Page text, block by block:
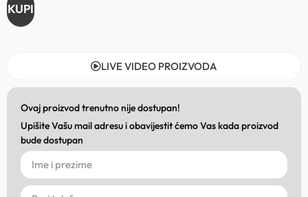
KUPI
LIVE VIDEO PROIZVODA
Ovaj proizvod trenutno nije dostupan!
Upišite Vašu mail adresu i obavijestit ćemo Vas kada proizvod
bude dostupan